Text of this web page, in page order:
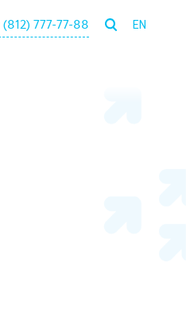
(812) 777-77-88 EN